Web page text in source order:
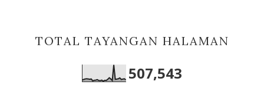
TOTAL TAYANGAN HALAMAN
507,543